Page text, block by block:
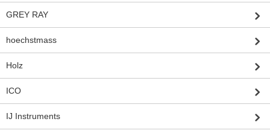
GREY RAY
hoechstmass
Holz
ICO
IJ Instruments